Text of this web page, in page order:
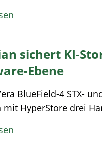
sichert KI-
Ebene
BlueField-4 STX-
mit HyperStore drei